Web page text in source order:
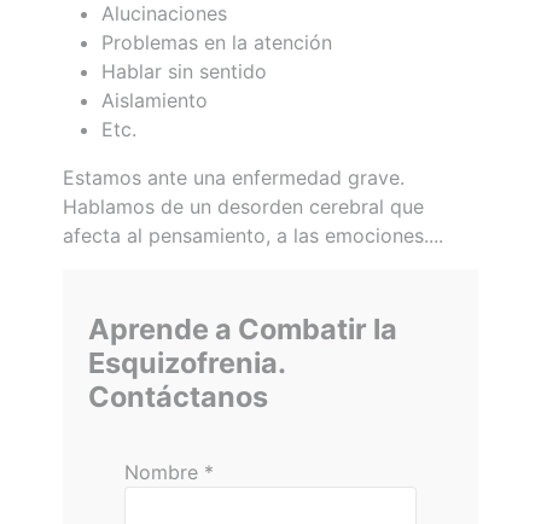
Alucinaciones
Problemas en la atención
Hablar sin sentido
Aislamiento
Etc.
Estamos ante una enfermedad grave.
Hablamos de un desorden cerebral que
afecta al pensamiento, a las emociones....
Aprende a Combatir la
Esquizofrenia.
Contáctanos
Nombre *